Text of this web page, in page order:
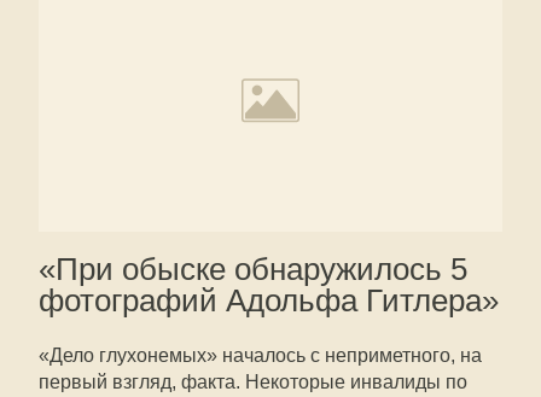
«При обыске обнаружилось 5
фотографий Адольфа Гитлера»
«Дело глухонемых» началось с неприметного, на
первый взгляд, факта. Некоторые инвалиды по